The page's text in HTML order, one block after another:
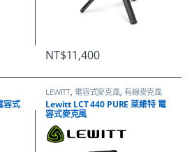
NT$11,400
容式
LEWITT, 電容式麥克風, 有線麥克風
Lewitt LCT 440 PURE 萊維特 電
容式麥克風